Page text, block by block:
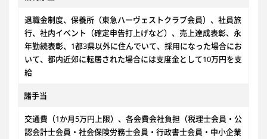
退職金制度、保養所（東急ハーヴェストクラブ会員）、社員旅
行、社内イベント（確定申告打上げなど）、売上達成表彰、永
年勤続表彰、1都3県以外に住んでいて、採用になった場合にお
いて、都内近郊に転居された場合には支度金として10万円を支
給
諸手当
交通費（1か月5万円上限）、各会費会社負担（税理士会員・公
認会計士会員・社会保険労務士会員・行政書士会員・中小企業